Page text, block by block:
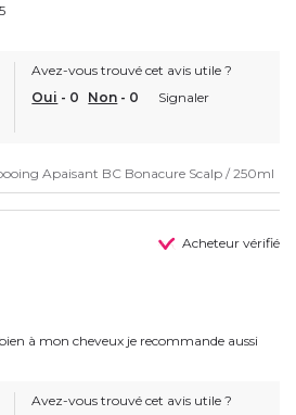
Avez-vous trouvé cet avis utile ?
Oui - 0 Non - 0 Signaler
Apaisant BC Bonacure Scalp / 250ml
Acheteur vérifié
à mon cheveux je recommande aussi
Avez-vous trouvé cet avis utile ?